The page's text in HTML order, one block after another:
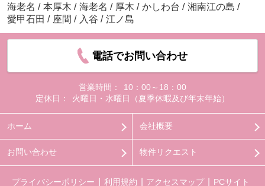
海老名 / 本厚木 / 海老名 / 厚木 / かしわ台 / 湘南江の島 /
愛甲石田 / 座間 / 入谷 / 江ノ島
電話でお問い合わせ
営業時間：
10：00～18：00
定休日：
火曜日・水曜日（夏季休暇及び年末年始）
ホーム 会社概要
お問い合わせ 物件リクエスト
プライバシーポリシー 利用規約 アクセスマップ PCサイト